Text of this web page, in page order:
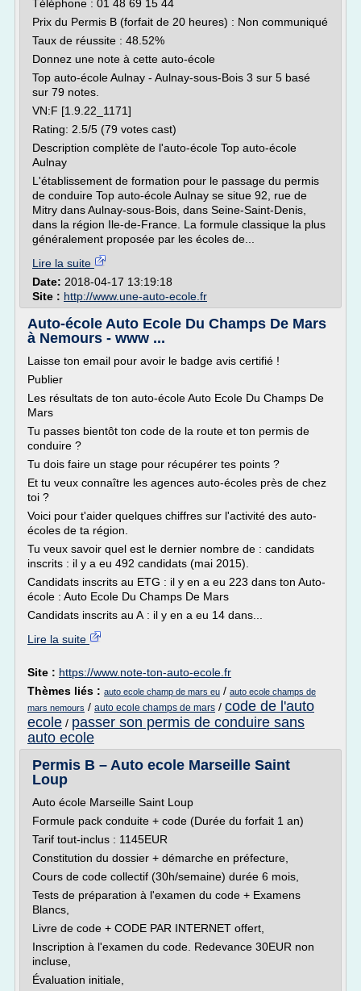
Téléphone : 01 48 69 15 44
Prix du Permis B (forfait de 20 heures) : Non communiqué
Taux de réussite : 48.52%
Donnez une note à cette auto-école
Top auto-école Aulnay - Aulnay-sous-Bois 3 sur 5 basé
sur 79 notes.
VN:F [1.9.22_1171]
Rating: 2.5/5 (79 votes cast)
Description complète de l'auto-école Top auto-école
Aulnay
L'établissement de formation pour le passage du permis
de conduire Top auto-école Aulnay se situe 92, rue de
Mitry dans Aulnay-sous-Bois, dans Seine-Saint-Denis,
dans la région Ile-de-France. La formule classique la plus
généralement proposée par les écoles de...
Lire la suite
Date: 2018-04-17 13:19:18
Site : http://www.une-auto-ecole.fr
Auto-école Auto Ecole Du Champs De Mars
à Nemours - www ...
Laisse ton email pour avoir le badge avis certifié !
Publier
Les résultats de ton auto-école Auto Ecole Du Champs De
Mars
Tu passes bientôt ton code de la route et ton permis de
conduire ?
Tu dois faire un stage pour récupérer tes points ?
Et tu veux connaître les agences auto-écoles près de chez
toi ?
Voici pour t'aider quelques chiffres sur l'activité des auto-
écoles de ta région.
Tu veux savoir quel est le dernier nombre de : candidats
inscrits : il y a eu 492 candidats (mai 2015).
Candidats inscrits au ETG : il y en a eu 223 dans ton Auto-
école : Auto Ecole Du Champs De Mars
Candidats inscrits au A : il y en a eu 14 dans...
Lire la suite
Site : https://www.note-ton-auto-ecole.fr
Thèmes liés : auto ecole champ de mars eu / auto ecole champs de
mars nemours / auto ecole champs de mars / code de l'auto
ecole / passer son permis de conduire sans
auto ecole
Permis B – Auto ecole Marseille Saint
Loup
Auto école Marseille Saint Loup
Formule pack conduite + code (Durée du forfait 1 an)
Tarif tout-inclus : 1145EUR
Constitution du dossier + démarche en préfecture,
Cours de code collectif (30h/semaine) durée 6 mois,
Tests de préparation à l'examen du code + Examens
Blancs,
Livre de code + CODE PAR INTERNET offert,
Inscription à l'examen du code. Redevance 30EUR non
incluse,
Évaluation initiale,